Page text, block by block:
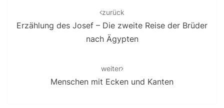
zurück
Erzählung des Josef – Die zweite Reise der Brüder
nach Ägypten
weiter
Menschen mit Ecken und Kanten